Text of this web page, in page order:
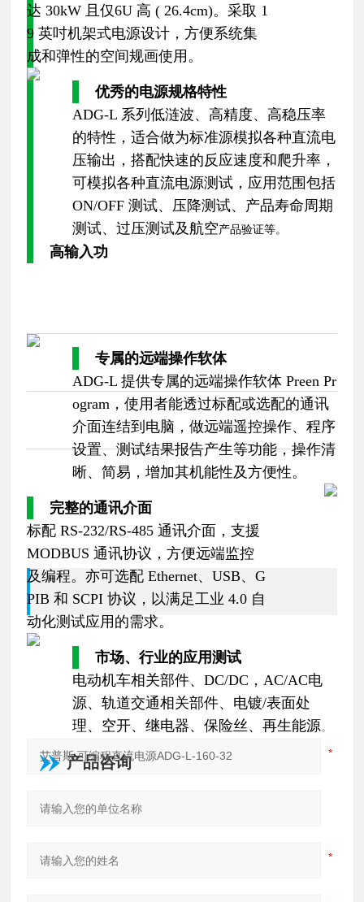
达 30kW 且仅6U 高 ( 26.4cm)。采取 1
9 英吋机架式电源设计，方便系统集
成和弹性的空间规画使用。
优秀的电源规格特性
ADG-L 系列低涟波、高精度、高稳压率
的特性，适合做为标准源模拟各种直流电
压输出，搭配快速的反应速度和爬升率，
可模拟各种直流电源测试，应用范围包括
ON/OFF 测试、压降测试、产品寿命周期
测试、过压测试及航空产品验证等。
高输入功
专属的远端操作软体
ADG-L 提供专属的远端操作软体 Preen Pr
ogram，使用者能透过标配或选配的通讯
介面连结到电脑，做远端遥控操作、程序
设置、测试结果报告产生等功能，操作清
晰、简易，增加其机能性及方便性。
完整的通讯介面
标配 RS-232/RS-485 通讯介面，支援
MODBUS 通讯协议，方便远端监控
及编程。亦可选配 Ethernet、USB、G
PIB 和 SCPI 协议，以满足工业 4.0 自
动化测试应用的需求。
市场、行业的应用测试
电动机车相关部件、DC/DC，AC/AC电
源、轨道交通相关部件、电镀/表面处
理、空开、继电器、保险丝、再生能源。
产品咨询